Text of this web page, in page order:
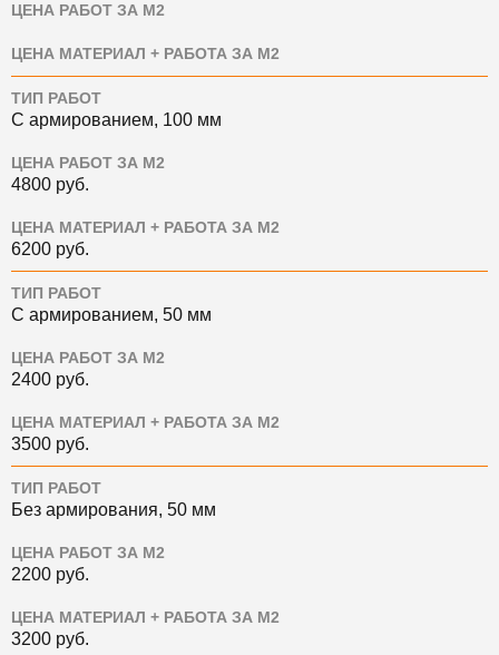
ЦЕНА РАБОТ ЗА М2
ЦЕНА МАТЕРИАЛ + РАБОТА ЗА М2
ТИП РАБОТ
С армированием, 100 мм
ЦЕНА РАБОТ ЗА М2
4800 руб.
ЦЕНА МАТЕРИАЛ + РАБОТА ЗА М2
6200 руб.
ТИП РАБОТ
С армированием, 50 мм
ЦЕНА РАБОТ ЗА М2
2400 руб.
ЦЕНА МАТЕРИАЛ + РАБОТА ЗА М2
3500 руб.
ТИП РАБОТ
Без армирования, 50 мм
ЦЕНА РАБОТ ЗА М2
2200 руб.
ЦЕНА МАТЕРИАЛ + РАБОТА ЗА М2
3200 руб.